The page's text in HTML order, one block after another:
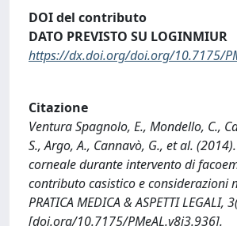
DOI del contributo
DATO PREVISTO SU LOGINMIUR
https://dx.doi.org/doi.org/10.7175/
Citazione
Ventura Spagnolo, E., Mondello, C.,
S., Argo, A., Cannavò, G., et al.
corneale durante intervento di
contributo casistico e considerazioni
PRATICA MEDICA & ASPETTI LEGALI,
[doi.org/10.7175/PMeAL.v8i3.936].